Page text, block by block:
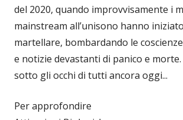
del 2020, quando improvvisamente i
mainstream all’unisono hanno
martellare, bombardando le
e notizie devastanti di panico e
sotto gli occhi di tutti ancora oggi...
Per approfondire